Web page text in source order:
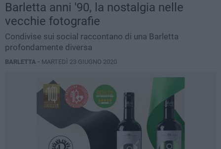
Barletta anni '90, la nostalgia nelle
vecchie fotografie
Condivise sui social raccontano di una Barletta
profondamente diversa
BARLETTA - MARTEDÌ 23 GIUGNO 2020